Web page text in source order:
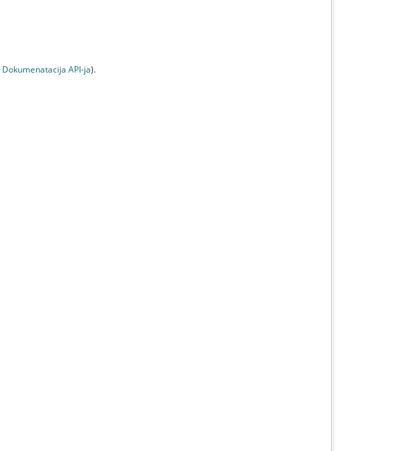
Dokumenаtаcijа API-jа).